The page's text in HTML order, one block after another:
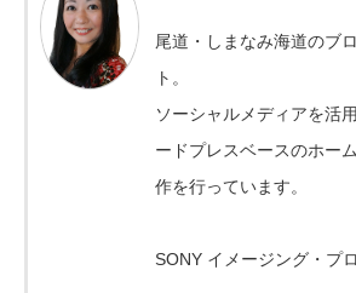
尾道・しまなみ海道のブ
ト。
ソーシャルメディアを活
ードプレスベースのホー
作を行っています。
SONY イメージング・プ